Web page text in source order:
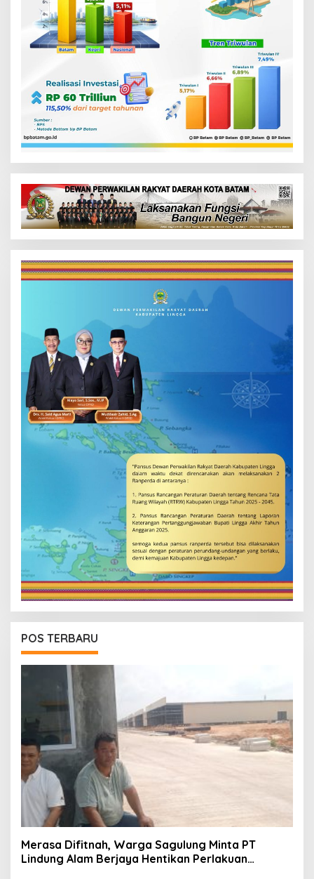
POS TERBARU
Merasa Difitnah, Warga Sagulung Minta PT
Lindung Alam Berjaya Hentikan Perlakuan